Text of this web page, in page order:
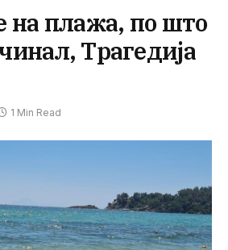
на плажа, по што
Трагедија
1 Min Read